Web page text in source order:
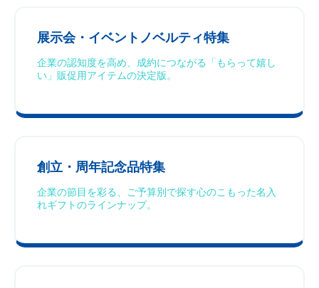
展示会・イベントノベルティ特集
企業の認知度を高め、成約につながる「もらって嬉し
い」販促用アイテムの決定版。
創立・周年記念品特集
企業の節目を彩る、ご予算別で探す心のこもった名入
れギフトのラインナップ。